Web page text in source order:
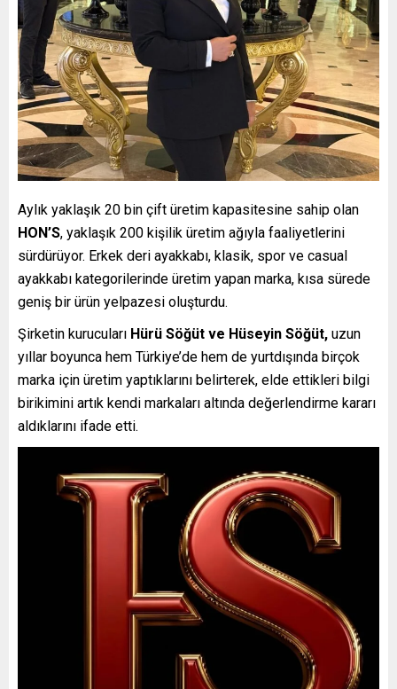
Aylık yaklaşık 20 bin çift üretim kapasitesine sahip olan
HON’S, yaklaşık 200 kişilik üretim ağıyla faaliyetlerini
sürdürüyor. Erkek deri ayakkabı, klasik, spor ve casual
ayakkabı kategorilerinde üretim yapan marka, kısa sürede
geniş bir ürün yelpazesi oluşturdu.
Şirketin kurucuları Hürü Söğüt ve Hüseyin Söğüt, uzun
yıllar boyunca hem Türkiye’de hem de yurtdışında birçok
marka için üretim yaptıklarını belirterek, elde ettikleri bilgi
birikimini artık kendi markaları altında değerlendirme kararı
aldıklarını ifade etti.